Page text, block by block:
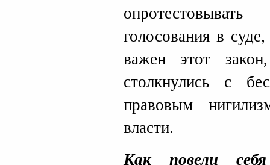
голосования в
важен этот
столкнулись с
правовым
власти.
Как повели себя